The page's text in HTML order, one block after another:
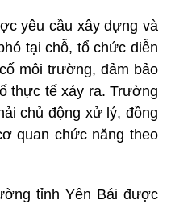
yêu cầu xây dựng và
tại chỗ, tổ chức diễn
môi trường, đảm bảo
thực tế xảy ra. Trường
chủ động xử lý, đồng
quan chức năng theo
tỉnh Yên Bái được